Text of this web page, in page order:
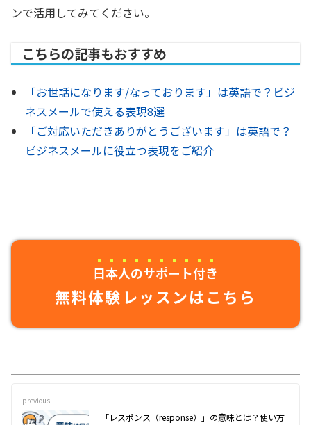
ンで活用してみてください。
こちらの記事もおすすめ
「お世話になります/なっております」は英語で？ビジ
ネスメールで使える表現8選
「ご対応いただきありがとうございます」は英語で？
ビジネスメールに役立つ表現をご紹介
日本人のサポート付き
無料体験レッスンはこちら
previous
「レスポンス（response）」の意味とは？使い方